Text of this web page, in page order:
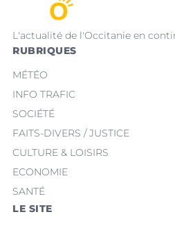
L'actualité de l'Occitanie en
RUBRIQUES
MÉTÉO
INFO TRAFIC
SOCIÉTÉ
FAITS-DIVERS / JUSTICE
CULTURE & LOISIRS
ECONOMIE
SANTÉ
LE SITE